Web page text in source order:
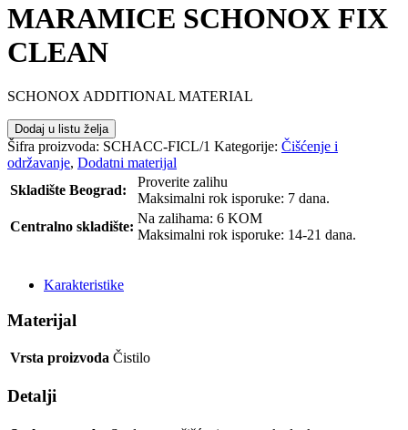
MARAMICE SCHONOX FIX
CLEAN
SCHONOX ADDITIONAL MATERIAL
Dodaj u listu želja
Šifra proizvoda: SCHACC-FICL/1 Kategorije: Čišćenje i
održavanje, Dodatni materijal
Skladište Beograd:
Proverite zalihu
Maksimalni rok isporuke: 7 dana.
Centralno skladište:
Na zalihama: 6 KOM
Maksimalni rok isporuke: 14-21 dana.
Karakteristike
Materijal
Vrsta proizvoda Čistilo
Detalji